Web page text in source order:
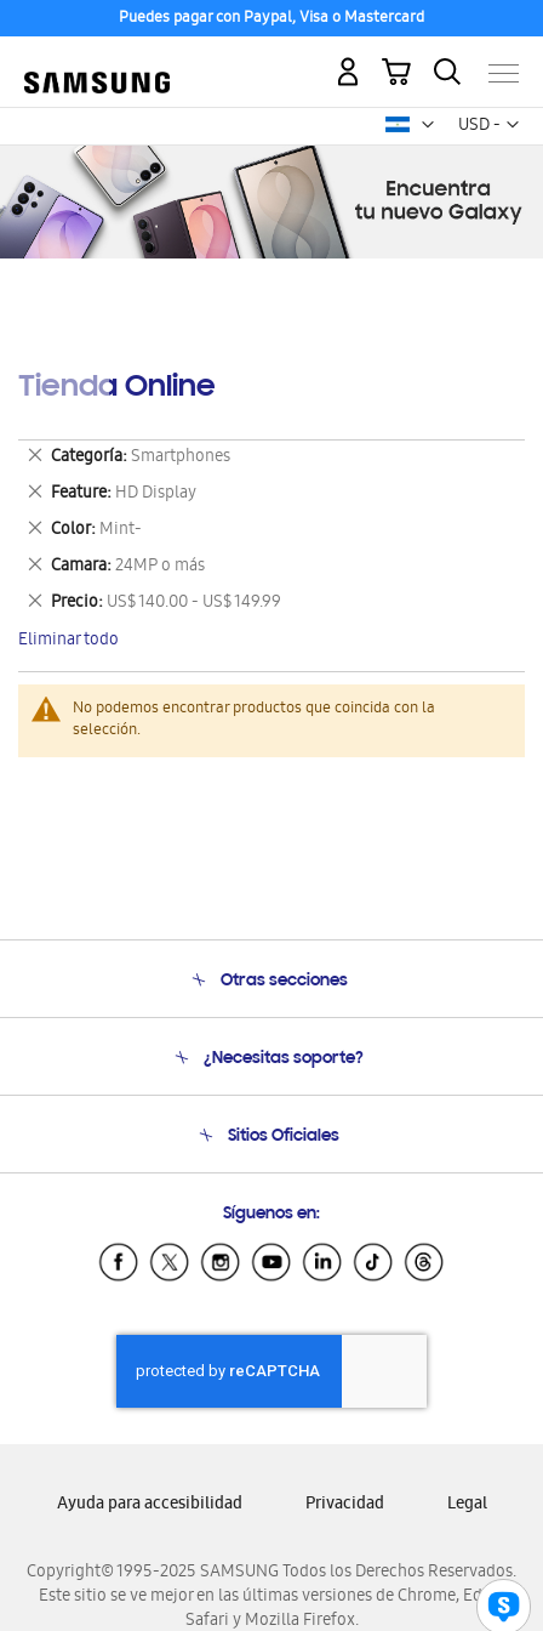
Puedes pagar con Paypal, Visa o Mastercard
USD -
dólar
Mi carrito
Tienda Online
No podemos encontrar productos que coincida con la
selección.
Categoría Smartphones
Eliminar
este
artículo
Feature HD Display
Eliminar
este
artículo
Color Mint-
Eliminar
este
artículo
Camara 24MP o más
Eliminar
este
artículo
Precio US$ 140.00 - US$ 149.99
Eliminar
este
artículo
Eliminar todo
Otras secciones
Soporte
¿Necesitas soporte?
Soporte vía eMail
Sitios Oficiales
Samsung Ecuador
Samsung El Salvador
Samsung Honduras
Samsung Nicaragua
Samsung Panamá
Samsung Venezuela
Síguenos en:
Copyright© 1995-2025 SAMSUNG Todos los Derechos Reservados.
Este sitio se ve mejor en las últimas versiones de Chrome, Edge,
Safari y Mozilla Firefox.
Ayuda para accesibilidad Privacidad Legal